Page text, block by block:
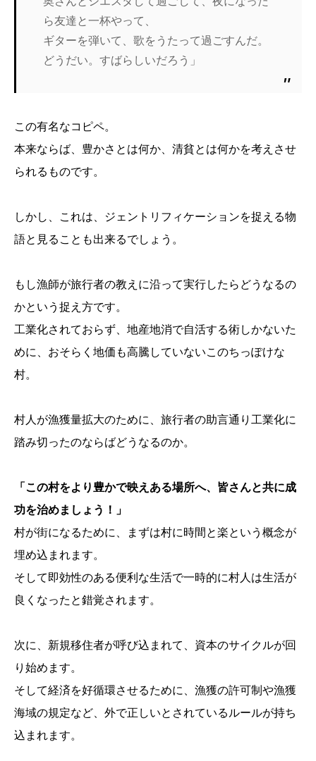
ら友達と一杯やって、
ギターを弾いて、歌をうたって過ごすんだ。
どうだい。すばらしいだろう」
この有名なコピペ。
本来ならば、豊かさとは何か、清貧とは何かを考えさせ
られるものです。
しかし、これは、ジェントリフィケーションを捉える物
語と見ることも出来るでしょう。
もし漁師が旅行者の教えに沿って実行したらどうなるの
かという捉え方です。
工業化されておらず、地産地消で自活する術しかないた
めに、おそらく地価も高騰していないこのちっぽけな
村。
村人が漁獲量拡大のために、旅行者の助言通り工業化に
踏み切ったのならばどうなるのか。
「この村をより豊かで映えある場所へ、皆さんと共に成
功を治めましょう！」
村が街になるために、まずは村に時間と楽という概念が
埋め込まれます。
そして即効性のある便利な生活で一時的に村人は生活が
良くなったと錯覚されます。
次に、新規移住者が呼び込まれて、資本のサイクルが回
り始めます。
そして経済を好循環させるために、漁獲の許可制や漁獲
海域の規定など、外で正しいとされているルールが持ち
込まれます。